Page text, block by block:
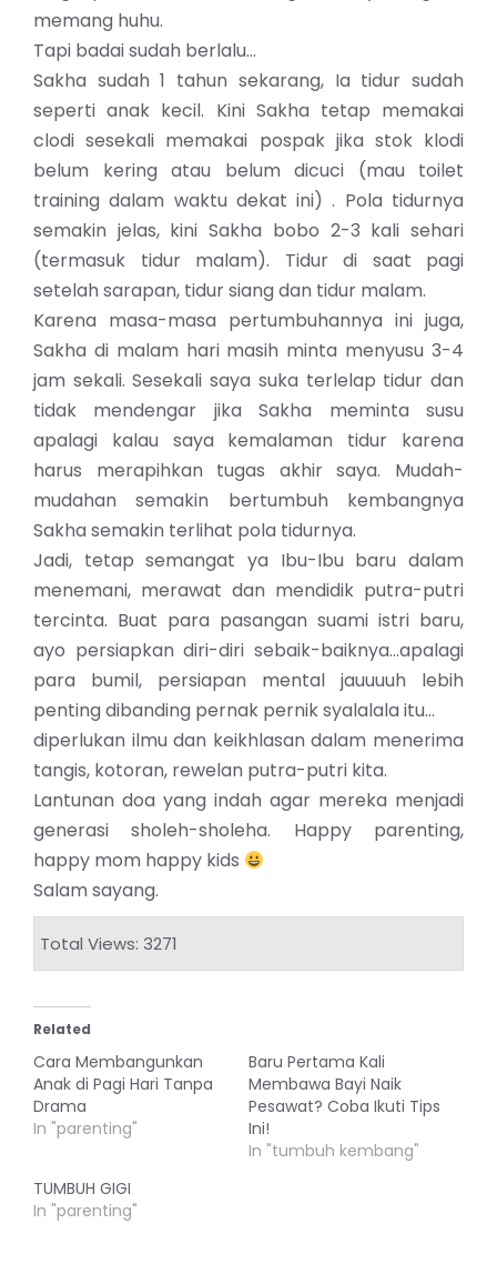
memang huhu.
Tapi badai sudah berlalu…
Sakha sudah 1 tahun sekarang, Ia tidur sudah
seperti anak kecil. Kini Sakha tetap memakai
clodi sesekali memakai pospak jika stok klodi
belum kering atau belum dicuci (mau toilet
training dalam waktu dekat ini) . Pola tidurnya
semakin jelas, kini Sakha bobo 2-3 kali sehari
(termasuk tidur malam). Tidur di saat pagi
setelah sarapan, tidur siang dan tidur malam.
Karena masa-masa pertumbuhannya ini juga,
Sakha di malam hari masih minta menyusu 3-4
jam sekali. Sesekali saya suka terlelap tidur dan
tidak mendengar jika Sakha meminta susu
apalagi kalau saya kemalaman tidur karena
harus merapihkan tugas akhir saya. Mudah-
mudahan semakin bertumbuh kembangnya
Sakha semakin terlihat pola tidurnya.
Jadi, tetap semangat ya Ibu-Ibu baru dalam
menemani, merawat dan mendidik putra-putri
tercinta. Buat para pasangan suami istri baru,
ayo persiapkan diri-diri sebaik-baiknya…apalagi
para bumil, persiapan mental jauuuuh lebih
penting dibanding pernak pernik syalalala itu…
diperlukan ilmu dan keikhlasan dalam menerima
tangis, kotoran, rewelan putra-putri kita.
Lantunan doa yang indah agar mereka menjadi
generasi sholeh-sholeha. Happy parenting,
happy mom happy kids
Salam sayang.
Total Views: 3271
Related
Cara Membangunkan
Anak di Pagi Hari Tanpa
Drama
In "parenting"
Baru Pertama Kali
Membawa Bayi Naik
Pesawat? Coba Ikuti Tips
Ini!
In "tumbuh kembang"
TUMBUH GIGI
In "parenting"